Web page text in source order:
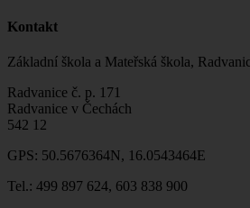
Kontakt
Základní škola a Mateřská škola,
Radvanice č. p. 171
Radvanice v Čechách
542 12
GPS: 50.5676364N, 16.0543464E
Tel.: 499 897 624, 603 838 900